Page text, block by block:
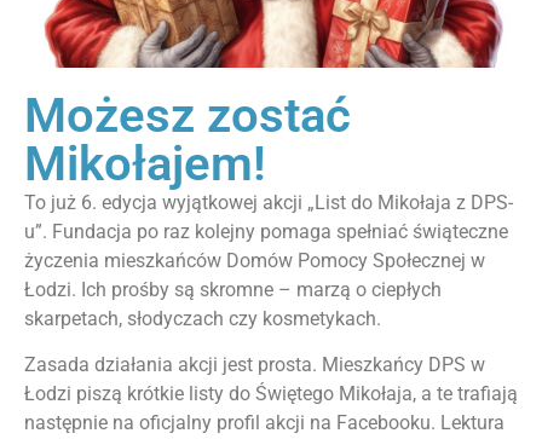
Możesz zostać
Mikołajem!
To już 6. edycja wyjątkowej akcji „List do Mikołaja z DPS-
u”. Fundacja po raz kolejny pomaga spełniać świąteczne
życzenia mieszkańców Domów Pomocy Społecznej w
Łodzi. Ich prośby są skromne – marzą o ciepłych
skarpetach, słodyczach czy kosmetykach.
Zasada działania akcji jest prosta. Mieszkańcy DPS w
Łodzi piszą krótkie listy do Świętego Mikołaja, a te trafiają
następnie na oficjalny profil akcji na Facebooku. Lektura